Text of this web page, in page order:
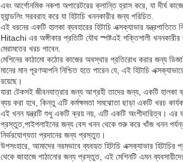
এবং আর্গোনমিক নকশা অপারেটরের ক্লান্তি হ্রাস করে, যা দীর্ঘ
হ্যান্ডলিং সরবরাহ করে যা হিটাচি খননকারীর জন্য পরিচিত.
এই ধরনের একটি হালকা ব্যবহারের হিটাচি এক্সক্যাভার
Hitachi এর অঙ্গীকার প্রতিটি যৌথ স্পষ্টএই শক্তিশালী
মেরামতের খরচ পাবেন.
মেশিনের কাঠামো কঠোর কাজের অবস্থার প্রতিরোধ করার জন্য
মানের মান পূরণআপনি নিশ্চিত হতে পারেন যে, এই হিটাচি
রয়েছে।
যারা টেকসই জীবনযাত্রার জন্য আগ্রহী তাদের জন্য, একটি হালকা
ব্যয় করা হবে, কিন্তু এটি কর্মক্ষমতা সমঝোতা ছাড়া একটি খরচ
এই খনন যন্ত্রটি শুধু একটি ক্রয় নয়, এটি একটি অংশীদারিত্ব। এর
প্রস্তুত,পাইপলাইনের জন্য বেস খনন থেকে শুরু করে খাঁজ খনন
নির্ভরযোগ্যতা প্রদানের জন্য প্রস্তুত।
উপসংহারে, আমাদের নরমভাবে ব্যবহৃত হিটাচি এক্সক্যাভার
থেকে জাহাজে পাঠানোর জন্য প্রস্তুত, এই মেশিনটি এমন